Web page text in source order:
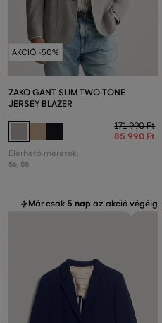
AKCIÓ -50%
ZAKÓ GANT SLIM TWO-TONE
JERSEY BLAZER
171 990 Ft
85 990 Ft
Elérhető méretek:
56, 58
Már csak 5 nap az akció végéig